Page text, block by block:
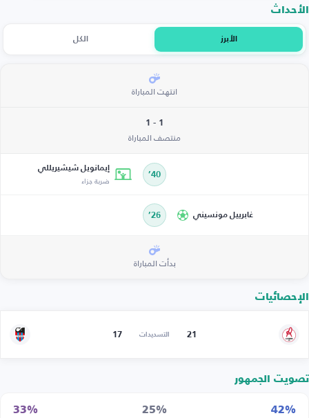
الأحداث
الأبرز الكل
انتهت المباراة
1 - 1
منتصف المباراة
40’
إيمانويل شيشيريللي
ضربة جزاء
غابرييل مونسيني 26’
بدأت المباراة
الإحصائيات
21 التسديدات 17
تصويت الجمهور
42%
25%
33%